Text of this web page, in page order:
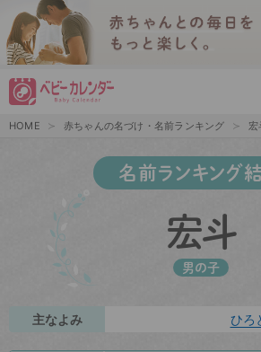
HOME 赤ちゃんの名づけ・名前ランキング
名前ランキング
宏斗
男の子
主なよみ ひろ